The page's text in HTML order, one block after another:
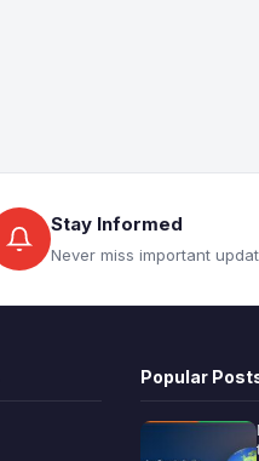
Stay Informed
Never miss important
Popular